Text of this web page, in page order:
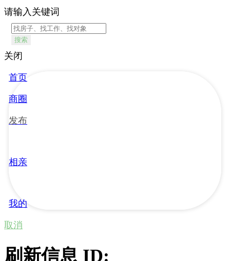
请输入关键词
搜索
关闭
首页
商圈
发布
相亲
我的
取消
刷新信息 ID: